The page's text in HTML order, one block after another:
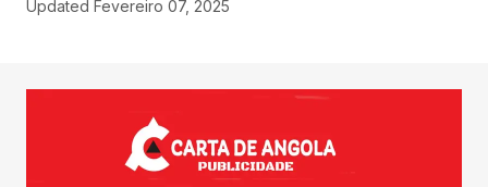
Updated Fevereiro 07, 2025